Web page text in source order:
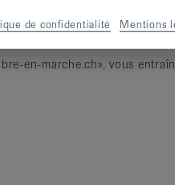
en-marche.ch», vous
de confidentialité Mentions